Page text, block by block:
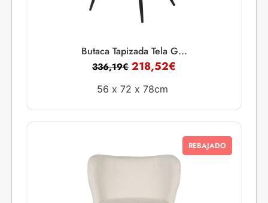
Butaca Tapizada Tela G...
336,19€ 218,52€
56 x 72 x 78cm
REBAJADO